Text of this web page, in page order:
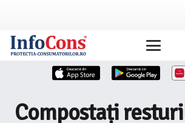
Compostați